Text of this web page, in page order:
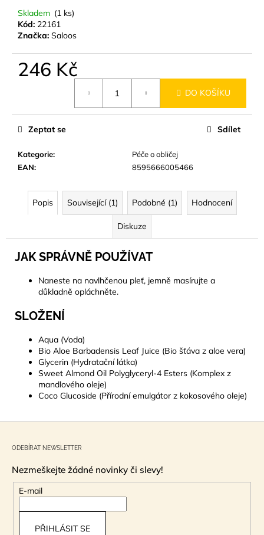
Skladem (1 ks)
Kód: 22161
Značka: Saloos
246 Kč
DO KOŠÍKU
Kategorie:
Péče o obličej
EAN: 8595666005466
Zeptat se Sdílet
Popis Související (1) Podobné (1) Hodnocení
Diskuze
JAK SPRÁVNĚ POUŽÍVAT
Naneste na navlhčenou pleť, jemně masírujte a
důkladně opláchněte.
SLOŽENÍ
Aqua (Voda)
Bio Aloe Barbadensis Leaf Juice (Bio šťáva z aloe vera)
Glycerin (Hydratační látka)
Sweet Almond Oil Polyglyceryl-4 Esters (Komplex z
mandlového oleje)
Coco Glucoside (Přírodní emulgátor z kokosového oleje)
MÝDLO
KŘIŠŤÁLOVÉ
RŮŽE
140G
ODEBÍRAT NEWSLETTER
Nezmeškejte žádné novinky či slevy!
E-mail
PŘIHLÁSIT SE